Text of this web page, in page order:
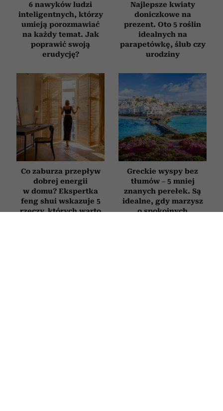
6 nawyków ludzi
inteligentnych, którzy
umieją porozmawiać
na każdy temat. Jak
poprawić swoją
erudycję?
Najlepsze kwiaty
doniczkowe na
prezent. Oto 5 roślin
idealnych na
parapetówkę, ślub czy
urodziny
Co zaburza przepływ
dobrej energii
w domu? Ekspertka
feng shui wskazuje 5
rzeczy, których warto
Greckie wyspy bez
tłumów – 5 mniej
znanych perełek. Są
idealne, gdy marzysz
o spokojnych